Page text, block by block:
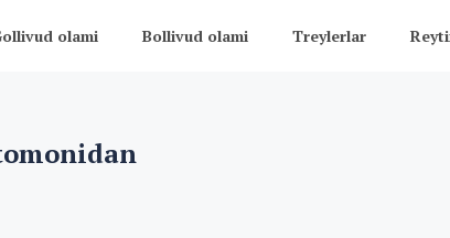
olami Bollivud olami Treylerlar